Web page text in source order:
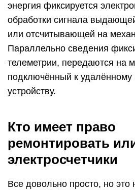
энергия фиксируется
обработки сигнала
или отсчитывающей на
Параллельно сведения
телеметрии, передаются на
подключённый к
устройству.
Кто имеет право
ремонтировать
электросчетчики
Все довольно просто, но это